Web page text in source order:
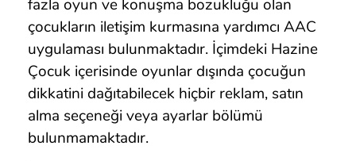
fazla oyun ve konuşma bozukluğu olan
çocukların iletişim kurmasına yardımcı AAC
uygulaması bulunmaktadır. İçimdeki Hazine
Çocuk içerisinde oyunlar dışında çocuğun
dikkatini dağıtabilecek hiçbir reklam, satın
alma seçeneği veya ayarlar bölümü
bulunmamaktadır.